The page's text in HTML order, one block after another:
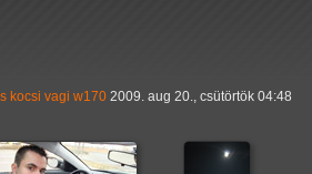
kocsi vagi w170 2009. aug 20., csütörtök 04:48